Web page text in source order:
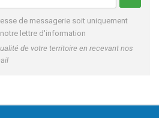
de messagerie soit uniquement
lettre d'information
de votre territoire en recevant nos